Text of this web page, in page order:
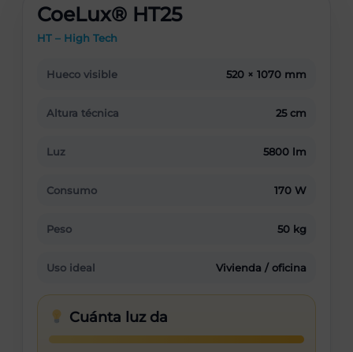
CoeLux® HT25
HT – High Tech
Hueco visible 520 × 1070 mm
Altura técnica 25 cm
Luz 5800 lm
Consumo 170 W
Peso 50 kg
Uso ideal Vivienda / oficina
Cuánta luz da